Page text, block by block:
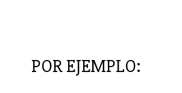
POR EJEMPLO: